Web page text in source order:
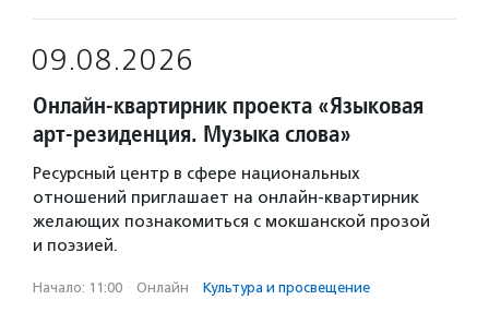
09.08.2026
Онлайн-квартирник проекта «Языковая
арт-резиденция. Музыка слова»
Ресурсный центр в сфере национальных
отношений приглашает на онлайн-квартирник
желающих познакомиться с мокшанской прозой
и поэзией.
Начало: 11:00 · Онлайн · Культура и просвещение